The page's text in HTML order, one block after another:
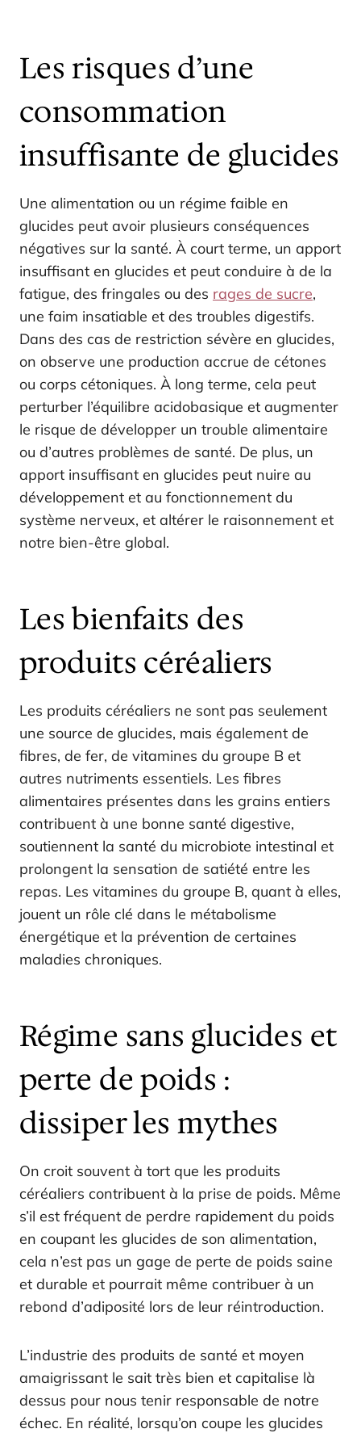
Les risques d’une
consommation
insuffisante de glucides
Une alimentation ou un régime faible en
glucides peut avoir plusieurs conséquences
négatives sur la santé. À court terme, un apport
insuffisant en glucides et peut conduire à de la
fatigue, des fringales ou des rages de sucre,
une faim insatiable et des troubles digestifs.
Dans des cas de restriction sévère en glucides,
on observe une production accrue de cétones
ou corps cétoniques. À long terme, cela peut
perturber l’équilibre acidobasique et augmenter
le risque de développer un trouble alimentaire
ou d’autres problèmes de santé. De plus, un
apport insuffisant en glucides peut nuire au
développement et au fonctionnement du
système nerveux, et altérer le raisonnement et
notre bien-être global.
Les bienfaits des
produits céréaliers
Les produits céréaliers ne sont pas seulement
une source de glucides, mais également de
fibres, de fer, de vitamines du groupe B et
autres nutriments essentiels. Les fibres
alimentaires présentes dans les grains entiers
contribuent à une bonne santé digestive,
soutiennent la santé du microbiote intestinal et
prolongent la sensation de satiété entre les
repas. Les vitamines du groupe B, quant à elles,
jouent un rôle clé dans le métabolisme
énergétique et la prévention de certaines
maladies chroniques.
Régime sans glucides et
perte de poids :
dissiper les mythes
On croit souvent à tort que les produits
céréaliers contribuent à la prise de poids. Même
s’il est fréquent de perdre rapidement du poids
en coupant les glucides de son alimentation,
cela n’est pas un gage de perte de poids saine
et durable et pourrait même contribuer à un
rebond d’adiposité lors de leur réintroduction.
L’industrie des produits de santé et moyen
amaigrissant le sait très bien et capitalise là
dessus pour nous tenir responsable de notre
échec. En réalité, lorsqu’on coupe les glucides